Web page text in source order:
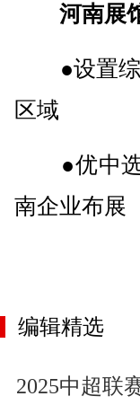
河南展
●设置综
区域
●优中选
南企业布展
编辑精选
2025中超联